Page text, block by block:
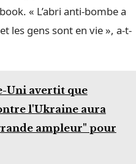
« L’abri anti-bombe a
les gens sont en vie », a-t-
Uni avertit que
l'Ukraine aura
ampleur" pour